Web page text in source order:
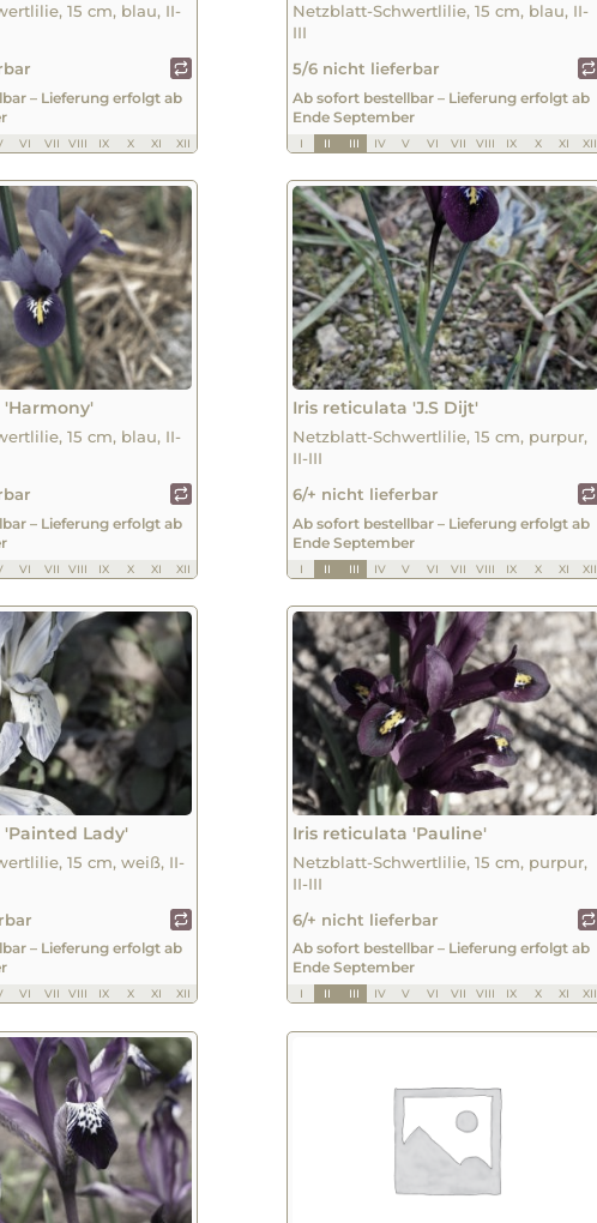
15 cm, blau, II-
– Lieferung erfolgt ab
VI VII VIII IX X XI XII
Netzblatt-Schwertlilie, 15 cm, blau, II-
III
5/6 nicht lieferbar
Ab sofort bestellbar – Lieferung erfolgt ab
Ende September
I II III IV V VI VII VIII IX X XI XII
15 cm, blau, II-
– Lieferung erfolgt ab
VI VII VIII IX X XI XII
Iris reticulata 'J.S Dijt'
Netzblatt-Schwertlilie, 15 cm, purpur,
II-III
6/+ nicht lieferbar
Ab sofort bestellbar – Lieferung erfolgt ab
Ende September
I II III IV V VI VII VIII IX X XI XII
Lady'
15 cm, weiß, II-
– Lieferung erfolgt ab
VI VII VIII IX X XI XII
Iris reticulata 'Pauline'
Netzblatt-Schwertlilie, 15 cm, purpur,
II-III
6/+ nicht lieferbar
Ab sofort bestellbar – Lieferung erfolgt ab
Ende September
I II III IV V VI VII VIII IX X XI XII